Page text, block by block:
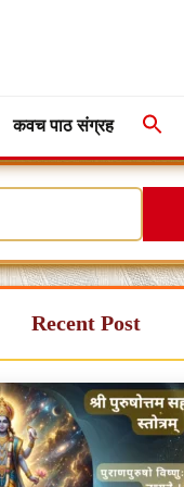
कवच पाठ संग्रह
Recent Post